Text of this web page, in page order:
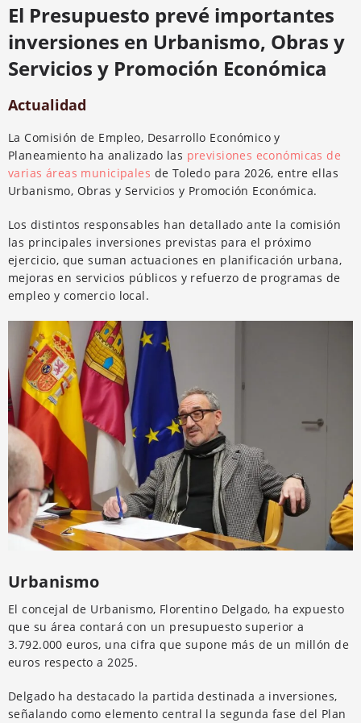
El Presupuesto prevé importantes
inversiones en Urbanismo, Obras y
Servicios y Promoción Económica
Actualidad
La Comisión de Empleo, Desarrollo Económico y
Planeamiento ha analizado las previsiones económicas de
varias áreas municipales de Toledo para 2026, entre ellas
Urbanismo, Obras y Servicios y Promoción Económica.
Los distintos responsables han detallado ante la comisión
las principales inversiones previstas para el próximo
ejercicio, que suman actuaciones en planificación urbana,
mejoras en servicios públicos y refuerzo de programas de
empleo y comercio local.
Urbanismo
El concejal de Urbanismo, Florentino Delgado, ha expuesto
que su área contará con un presupuesto superior a
3.792.000 euros, una cifra que supone más de un millón de
euros respecto a 2025.
Delgado ha destacado la partida destinada a inversiones,
señalando como elemento central la segunda fase del Plan